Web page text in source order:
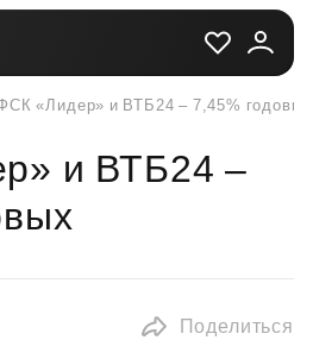
«Лидер» и ВТБ24 – 7,45% годовых
и ВТБ24 –
Поделиться